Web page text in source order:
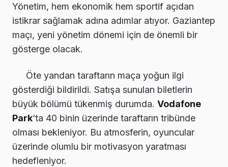
Yönetim, hem ekonomik hem sportif açıdan
istikrar sağlamak adına adımlar atıyor. Gaziantep
maçı, yeni yönetim dönemi için de önemli bir
gösterge olacak.
Öte yandan taraftarın maça yoğun ilgi
gösterdiği bildirildi. Satışa sunulan biletlerin
büyük bölümü tükenmiş durumda. Vodafone
Park‘ta 40 binin üzerinde taraftarın tribünde
olması bekleniyor. Bu atmosferin, oyuncular
üzerinde olumlu bir motivasyon yaratması
hedefleniyor.